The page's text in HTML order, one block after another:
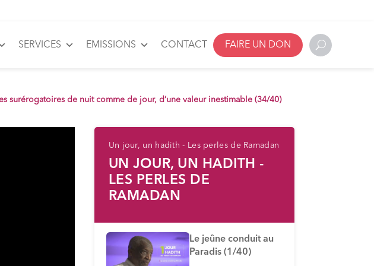
SERVICES EMISSIONS CONTACT FAIRE UN DON
surérogatoires de nuit comme de jour, d’une valeur inestimable (34/40)
Un jour, un hadith - Les perles de Ramadan
UN JOUR, UN HADITH -
LES PERLES DE
RAMADAN
Le jeûne conduit au
Paradis (1/40)